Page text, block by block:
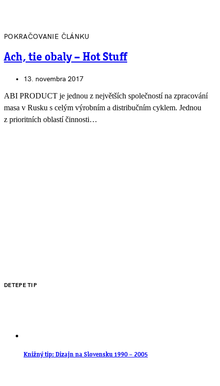
POKRAČOVANIE ČLÁNKU
Ach, tie obaly – Hot Stuff
13. novembra 2017
ABI PRODUCT je jednou z největších společností na zpracování
masa v Rusku s celým výrobním a distribučním cyklem. Jednou
z prioritních oblastí činnosti…
DETEPE TIP
Knižný tip: Dizajn na Slovensku 1990 – 2005